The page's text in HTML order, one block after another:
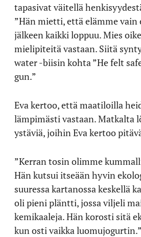
tapasivat väitellä
”Hän mietti, että elämme vain
jälkeen kaikki loppuu. Mies
mielipiteitä vastaan. Siitä
water -biisin kohta ”He felt
gun.”
Eva kertoo, että maatiloilla
lämpimästi vastaan. Matkalta
ystäviä, joihin Eva kertoo
”Kerran tosin olimme
Hän kutsui itseään hyvin
suuressa kartanossa keskellä
oli pieni pläntti, jossa viljeli
kemikaaleja. Hän korosti sitä
kun osti vaikka luomujogurtin.”